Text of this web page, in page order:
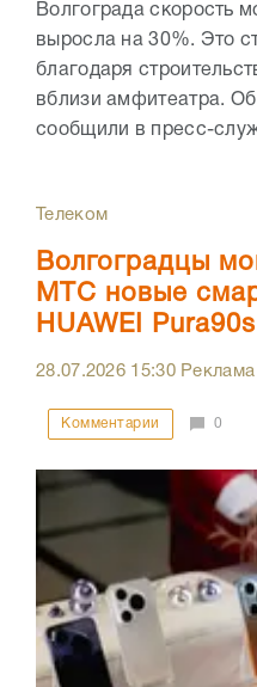
Волгограда скорость
выросла на 30%. Это
благодаря
вблизи амфитеатра.
сообщили в пресс-
Телеком
Волгоградцы
МТС новые
HUAWEI Pura90s
28.07.2026 15:30Реклама
Комментарии 0